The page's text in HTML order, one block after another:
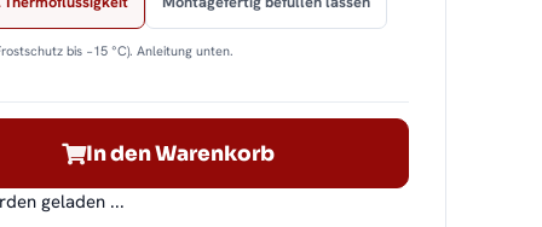
bis −15 °C). Anleitung unten.
In den Warenkorb
geladen ...